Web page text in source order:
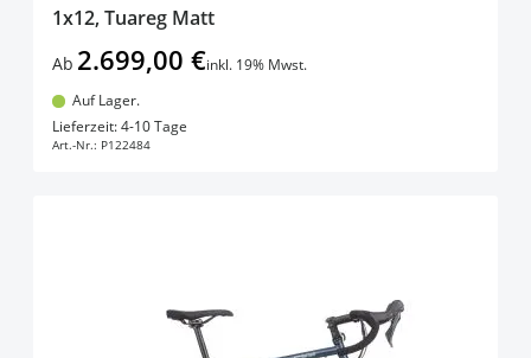
1x12, Tuareg Matt
Ab 2.699,00 €inkl. 19% Mwst.
Auf Lager.
Lieferzeit: 4-10 Tage
Art.-Nr.: P122484